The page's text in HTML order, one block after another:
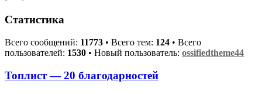
Статистика
Всего сообщений: 11773 • Всего тем: 124 • Всего
пользователей: 1530 • Новый пользователь: ossifiedtheme44
Топлист — 20 благодарностей